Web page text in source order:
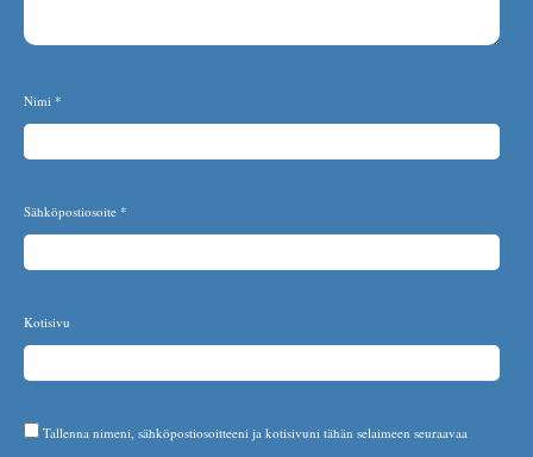
Nimi *
Sähköpostiosoite *
Kotisivu
Tallenna nimeni, sähköpostiosoitteeni ja kotisivuni tähän selaimeen seuraavaa